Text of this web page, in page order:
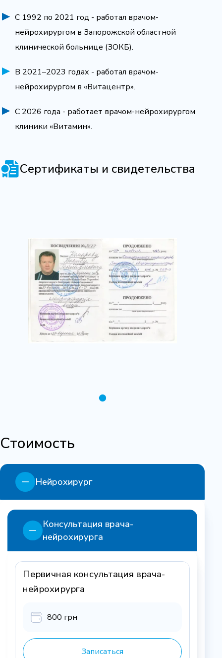
С 1992 по 2021 год - работал врачом-
нейрохирургом в Запорожской областной
клинической больнице (ЗОКБ).
В 2021–2023 годах - работал врачом-
нейрохирургом в «Витацентр».
С 2026 года - работает врачом-нейрохирургом
клиники «Витамин».
Сертификаты и свидетельства
Стоимость
Нейрохирург
Консультация врача-
нейрохирурга
Первичная консультация врача-
нейрохирурга
800 грн
Записаться